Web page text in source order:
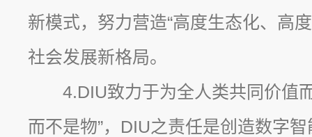
新模式，努力营造“高度生态化、高
社会发展新格局。
4.DIU致力于为全人类共同价值
而不是物”，DIU之责任是创造数字